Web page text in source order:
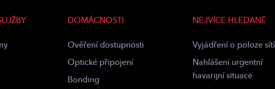
DOMÁCNOSTI
Ověření dostupnosti
Optické připojení
Bonding
NEJVÍCE HLEDANÉ
Vyjádření o poloze sítí
Nahlášení urgentní
havarijní situace